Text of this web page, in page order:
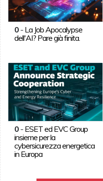
0- La Job Apocalypse
dell'AI? Pare già finita.
0- ESET ed EVC Group
insieme per la
cybersicurezza energetica
in Europa